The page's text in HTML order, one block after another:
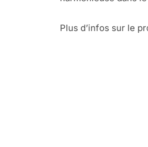
Plus d’infos sur le